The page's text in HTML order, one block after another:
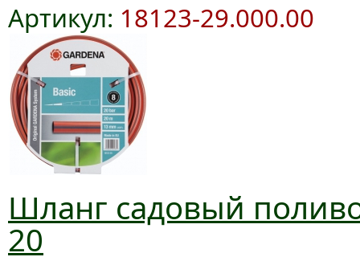
Артикул: 18123-29.000.00
Шланг садовый
20